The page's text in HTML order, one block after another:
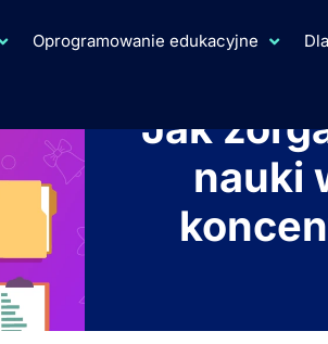
Oprogramowanie edukacyjne
Jak
nauki